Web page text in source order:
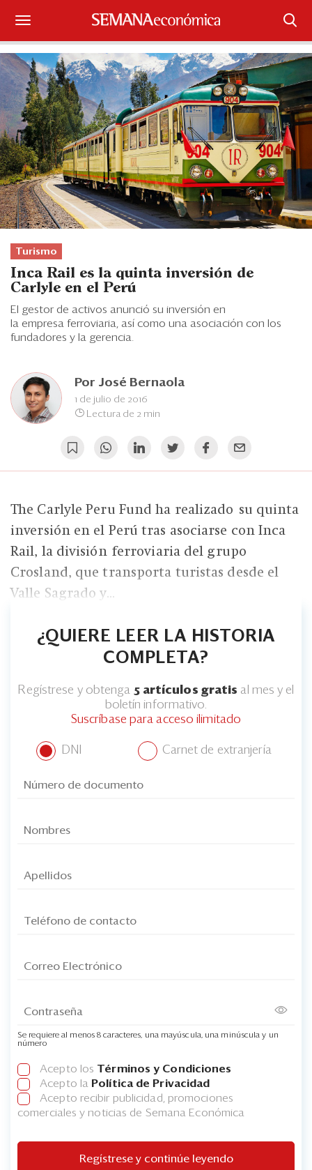
Suscríbase
Iniciar sesión
Portada
¿Qué está pasando?
Sectores y Empresas
Management
Economía y Finanzas
Legal y Política
Eventos
Blogs
Ranking CEO
Edición Impresa
Turismo
Inca Rail es la quinta inversión de
Carlyle en el Perú
El gestor de activos anunció su inversión en
la empresa ferroviaria, así como una asociación con los
fundadores y la gerencia.
Por José Bernaola
1 de julio de 2016
Lectura de 2 min
The Carlyle Peru Fund ha realizado su quinta
inversión en el Perú tras asociarse con Inca
Rail, la división ferroviaria del grupo
Crosland, que transporta turistas desde el
Valle Sagrado y...
¿QUIERE LEER LA HISTORIA
COMPLETA?
Regístrese y obtenga 5 artículos gratis al mes y el
boletín informativo.
Suscríbase para acceso ilimitado
DNI Carnet de extranjería
Se requiere al menos 8 caracteres, una mayúscula, una minúscula y un
número
Acepto los Términos y Condiciones
Acepto la Política de Privacidad
Acepto recibir publicidad, promociones
comerciales y noticias de Semana Económica
Regístrese y continúe leyendo